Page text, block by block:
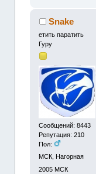
Snake
етить паратить
Гуру
Сообщений: 8443
Репутация: 210
Пол:
МСК, Нагорная
2005 МСК